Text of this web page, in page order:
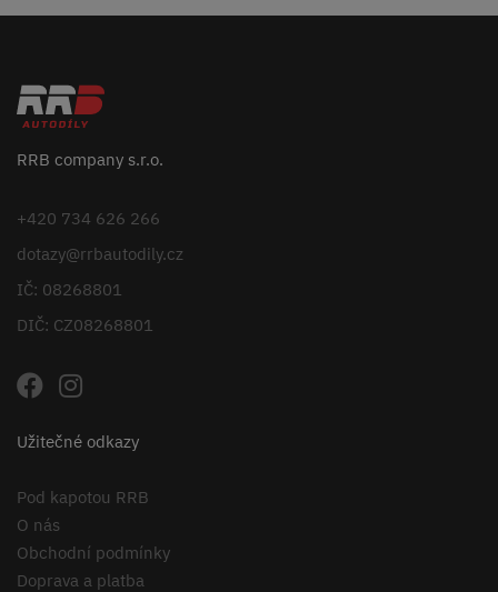
RRB company s.r.o.
+420 734 626 266
dotazy@rrbautodily.cz
IČ: 08268801
DIČ: CZ08268801
Užitečné odkazy
Pod kapotou RRB
O nás
Obchodní podmínky
Doprava a platba